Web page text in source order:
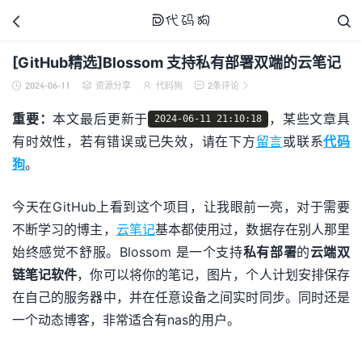

代码狗
 
[GitHub精选]Blossom 支持私有部署双端的云笔记
 2024-06-11  资源分享  代码狗  2条评论 
重要：本文最后更新于 2024-06-11 21:10:18
，某些文章具
有时效性，若有错误或已失效，请在下方留言或联系代码
狗。
今天在GitHub上看到这个项目，让我眼前一亮，对于需要
不断学习的博主， 云笔记基本都使用过，数据存在别人那里
始终感觉不舒服。Blossom 是一个支持私有部署的云端双
链笔记软件，你可以将你的笔记，图片，个人计划安排保存
在自己的服务器中，并在任意设备之间实时同步。同时还是
一个动态博客，非常适合有nas的用户。